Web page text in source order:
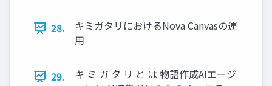
28.
キミガタリにおけるNova Canvasの運
用
29.
キ ミ ガ タ リ と は 物語作成AIエージ